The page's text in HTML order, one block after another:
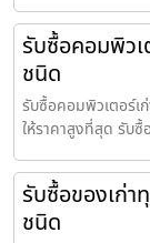
รับซื้อคอมพิวเ
ชนิด
รับซื้อคอมพิวเตอร์เ
ให้ราคาสูงที่สุด รับซื้
รับซื้อของเก่า
ชนิด